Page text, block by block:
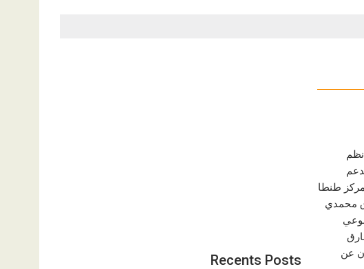
طنطا
محمدي
عن
Recents Posts